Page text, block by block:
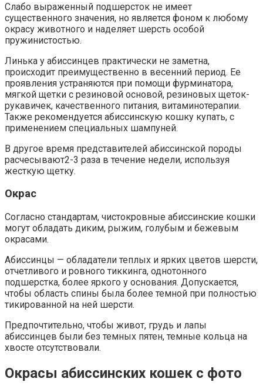
Слабо выраженный подшерсток не имеет
существенного значения, но является фоном к любому
окрасу животного и наделяет шерсть особой
пружинистостью.
Линька у абиссинцев практически не заметна,
происходит преимущественно в весенний период. Ее
проявления устраняются при помощи фурминатора,
мягкой щетки с резиновой основой, резиновых щеток-
рукавичек, качественного питания, витаминотерапии.
Также рекомендуется абиссинскую кошку купать, с
применением специальных шампуней.
В другое время представителей абиссинской породы
расчесывают2-3 раза в течение недели, используя
жесткую щетку.
Окрас
Согласно стандартам, чистокровные абиссинские кошки
могут обладать диким, рыжим, голубым и бежевым
окрасами.
Абиссинцы — обладатели теплых и ярких цветов шерсти,
отчетливого и ровного тиккинга, однотонного
подшерстка, более яркого у основания. Допускается,
чтобы область спины была более темной при полностью
тикированной на ней шерсти.
Предпочтительно, чтобы живот, грудь и лапы
абиссинцев были без темных пятен, темные кольца на
хвосте отсутствовали.
Окрасы абиссинских кошек с фото